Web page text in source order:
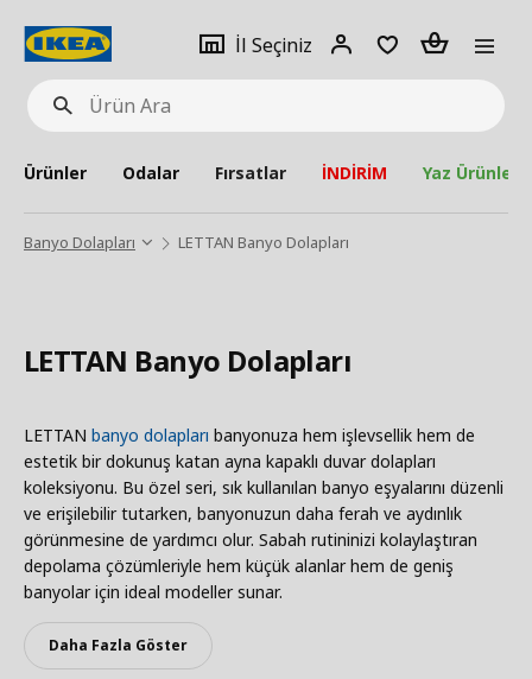
Ürün
Ara
İl Seçiniz
Giriş
Adet
Ürünler Odalar Fırsatlar İNDİRİM Yaz Ürünleri
Banyo Dolapları LETTAN Banyo Dolapları
LETTAN Banyo Dolapları
LETTAN banyo dolapları banyonuza hem işlevsellik hem de
estetik bir dokunuş katan ayna kapaklı duvar dolapları
koleksiyonu. Bu özel seri, sık kullanılan banyo eşyalarını düzenli
ve erişilebilir tutarken, banyonuzun daha ferah ve aydınlık
görünmesine de yardımcı olur. Sabah rutininizi kolaylaştıran
depolama çözümleriyle hem küçük alanlar hem de geniş
banyolar için ideal modeller sunar.
Daha Fazla Göster